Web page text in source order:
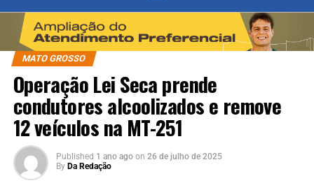
MATO GROSSO
Operação Lei Seca prende
condutores alcoolizados e remove
12 veículos na MT-251
Published 1 ano ago on 26 de julho de 2025
By Da Redação